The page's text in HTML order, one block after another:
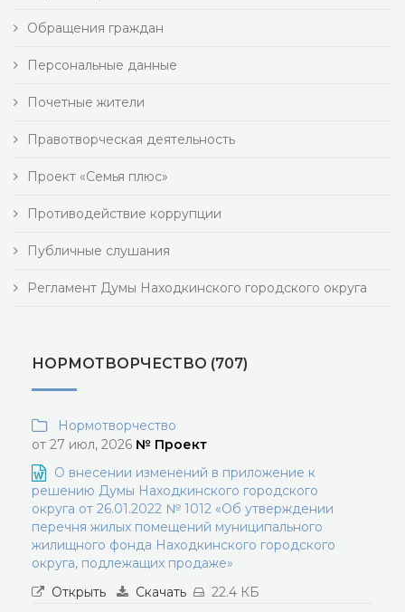
Обращения граждан
Персональные данные
Почетные жители
Правотворческая деятельность
Проект «Семья плюс»
Противодействие коррупции
Публичные слушания
Регламент Думы Находкинского городского округа
НОРМОТВОРЧЕСТВО (707)
Нормотворчество
от 27 июл, 2026 № Проект
О внесении изменений в приложение к
решению Думы Находкинского городского
округа от 26.01.2022 № 1012 «Об утверждении
перечня жилых помещений муниципального
жилищного фонда Находкинского городского
округа, подлежащих продаже»
Открыть
Скачать 22.4 КБ